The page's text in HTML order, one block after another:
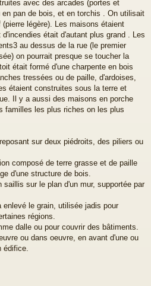
avec des arcades (portes et
pan de bois, et en torchis . On utilisait
légère). Les maisons étaient
était d'autant plus grand . Les
au dessus de la rue (le premier
on pourrait presque se toucher la
était formé d'une charpente en bois
tressées ou de paille, d'ardoises,
étaient construites sous la terre et
Il y a aussi des maisons en porche
familles les plus riches on les plus
sur deux piédroits, des piliers ou
composé de terre grasse et de paille
d'une structure de bois.
sur le plan d'un mur, supportée par
enlevé le grain, utilisée jadis pour
régions.
dalle ou pour couvrir des bâtiments.
ou dans oeuvre, en avant d'une ou
édifice.